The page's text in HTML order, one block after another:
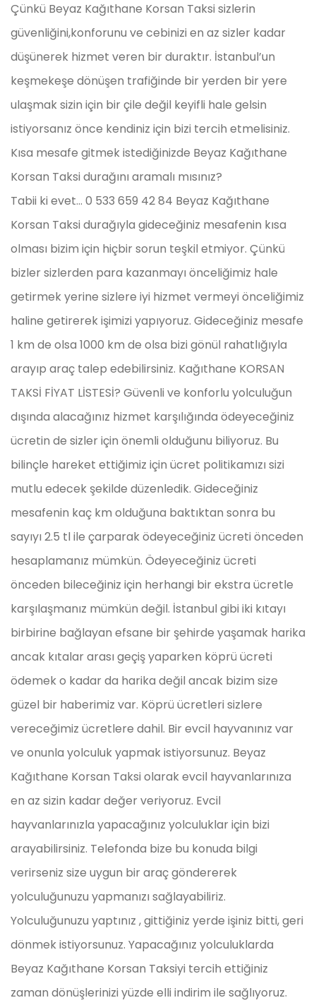
Çünkü Beyaz Kağıthane Korsan Taksi sizlerin
güvenliğini,konforunu ve cebinizi en az sizler kadar
düşünerek hizmet veren bir duraktır. İstanbul’un
keşmekeşe dönüşen trafiğinde bir yerden bir yere
ulaşmak sizin için bir çile değil keyifli hale gelsin
istiyorsanız önce kendiniz için bizi tercih etmelisiniz.
Kısa mesafe gitmek istediğinizde Beyaz Kağıthane
Korsan Taksi durağını aramalı mısınız?
Tabii ki evet… 0 533 659 42 84 Beyaz Kağıthane
Korsan Taksi durağıyla gideceğiniz mesafenin kısa
olması bizim için hiçbir sorun teşkil etmiyor. Çünkü
bizler sizlerden para kazanmayı önceliğimiz hale
getirmek yerine sizlere iyi hizmet vermeyi önceliğimiz
haline getirerek işimizi yapıyoruz. Gideceğiniz mesafe
1 km de olsa 1000 km de olsa bizi gönül rahatlığıyla
arayıp araç talep edebilirsiniz. Kağıthane KORSAN
TAKSİ FİYAT LİSTESİ? Güvenli ve konforlu yolculuğun
dışında alacağınız hizmet karşılığında ödeyeceğiniz
ücretin de sizler için önemli olduğunu biliyoruz. Bu
bilinçle hareket ettiğimiz için ücret politikamızı sizi
mutlu edecek şekilde düzenledik. Gideceğiniz
mesafenin kaç km olduğuna baktıktan sonra bu
sayıyı 2.5 tl ile çarparak ödeyeceğiniz ücreti önceden
hesaplamanız mümkün. Ödeyeceğiniz ücreti
önceden bileceğiniz için herhangi bir ekstra ücretle
karşılaşmanız mümkün değil. İstanbul gibi iki kıtayı
birbirine bağlayan efsane bir şehirde yaşamak harika
ancak kıtalar arası geçiş yaparken köprü ücreti
ödemek o kadar da harika değil ancak bizim size
güzel bir haberimiz var. Köprü ücretleri sizlere
vereceğimiz ücretlere dahil. Bir evcil hayvanınız var
ve onunla yolculuk yapmak istiyorsunuz. Beyaz
Kağıthane Korsan Taksi olarak evcil hayvanlarınıza
en az sizin kadar değer veriyoruz. Evcil
hayvanlarınızla yapacağınız yolculuklar için bizi
arayabilirsiniz. Telefonda bize bu konuda bilgi
verirseniz size uygun bir araç göndererek
yolculuğunuzu yapmanızı sağlayabiliriz.
Yolculuğunuzu yaptınız , gittiğiniz yerde işiniz bitti, geri
dönmek istiyorsunuz. Yapacağınız yolculuklarda
Beyaz Kağıthane Korsan Taksiyi tercih ettiğiniz
zaman dönüşlerinizi yüzde elli indirim ile sağlıyoruz.